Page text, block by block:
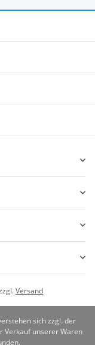
Versand
sich zzgl. der
Verkauf unserer Waren